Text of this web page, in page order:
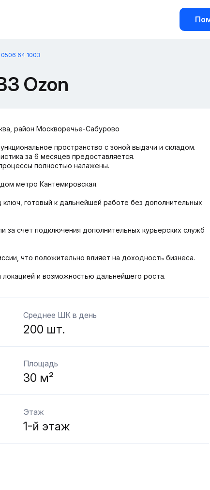
64 1003
Ozon
район Москворечье-Сабурово
пространство с зоной выдачи и складом.
за 6 месяцев предоставляется.
полностью налажены.
метро Кантемировская.
готовый к дальнейшей работе без дополнительных
за счет подключения дополнительных курьерских служб
что положительно влияет на доходность бизнеса.
и возможностью дальнейшего роста.
Среднее ШК в день
200 шт.
Площадь
30 м²
Этаж
1-й этаж